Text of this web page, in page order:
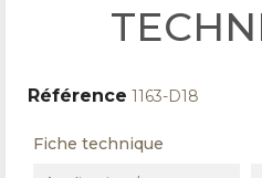
Référence 1163-D18
Fiche technique